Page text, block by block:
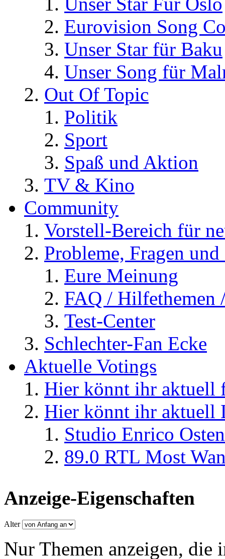
Eurovision Song
Unser Star für Baku
Unser Song für
Out Of Topic
Politik
Sport
Spaß und Aktion
TV & Kino
Community
Vorstell-Bereich für
Probleme, Fragen
Eure Meinung
FAQ / Hilfethemen
Test-Center
Schlechter-Fan Ecke
Aktuelle Votings
Hier könnt ihr aktuell
Hier könnt ihr aktuell
Studio Enrico
89.0 RTL Most
Anzeige-Eigenschaften
Alter
Nur Themen anzeigen, die